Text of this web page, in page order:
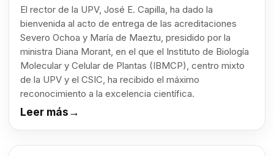
El rector de la UPV, José E. Capilla, ha dado la
bienvenida al acto de entrega de las acreditaciones
Severo Ochoa y María de Maeztu, presidido por la
ministra Diana Morant, en el que el Instituto de Biología
Molecular y Celular de Plantas (IBMCP), centro mixto
de la UPV y el CSIC, ha recibido el máximo
reconocimiento a la excelencia científica.
Leer más→